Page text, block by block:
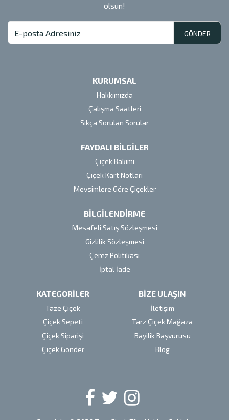
olsun!
GÖNDER
KURUMSAL
Hakkımızda
Çalışma Saatleri
Sıkça Sorulan Sorular
FAYDALI BİLGİLER
Çiçek Bakımı
Çiçek Kart Notları
Mevsimlere Göre Çiçekler
BİLGİLENDİRME
Mesafeli Satış Sözleşmesi
Gizlilik Sözleşmesi
Çerez Politikası
İptal İade
KATEGORİLER
Taze Çiçek
Çiçek Sepeti
Çiçek Siparişi
Çiçek Gönder
BİZE ULAŞIN
İletişim
Tarz Çiçek Mağaza
Bayilik Başvurusu
Blog